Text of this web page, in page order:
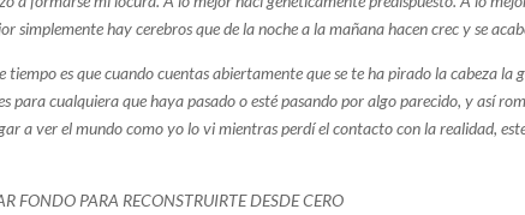
simplemente hay cerebros que de la noche a la mañana hacen crec y se
tiempo es que cuando cuentas abiertamente que se te ha pirado la cabeza la
para cualquiera que haya pasado o esté pasando por algo parecido, y así
a ver el mundo como yo lo vi mientras perdí el contacto con la realidad,
FONDO PARA RECONSTRUIRTE DESDE CERO